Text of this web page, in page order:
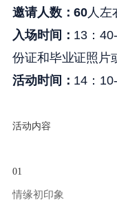
邀请人数：60人左
入场时间： 13：
份证和毕业证照片
活动时间： 14：
活动内容
01
情缘初印象